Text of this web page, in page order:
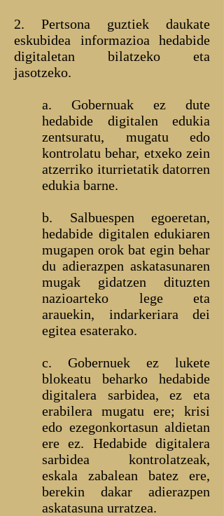
2. Pertsona guztiek daukate
eskubidea informazioa hedabide
digitaletan bilatzeko eta
jasotzeko.
a. Gobernuak ez dute
hedabide digitalen edukia
zentsuratu, mugatu edo
kontrolatu behar, etxeko zein
atzerriko iturrietatik datorren
edukia barne.
b. Salbuespen egoeretan,
hedabide digitalen edukiaren
mugapen orok bat egin behar
du adierazpen askatasunaren
mugak gidatzen dituzten
nazioarteko lege eta
arauekin, indarkeriara dei
egitea esaterako.
c. Gobernuek ez lukete
blokeatu beharko hedabide
digitalera sarbidea, ez eta
erabilera mugatu ere; krisi
edo ezegonkortasun aldietan
ere ez. Hedabide digitalera
sarbidea kontrolatzeak,
eskala zabalean batez ere,
berekin dakar adierazpen
askatasuna urratzea.